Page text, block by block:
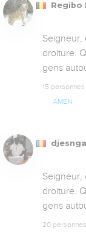
Regibo
Seigneur,
droiture.
gens
15
AMEN
Seigneur,
droiture.
gens
20